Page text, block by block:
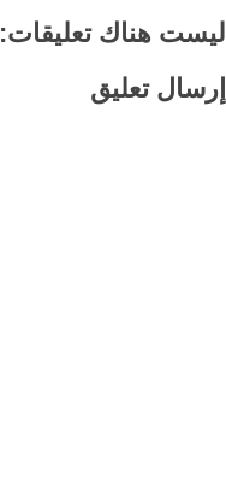
ليست هناك تعليقات:
إرسال تعليق